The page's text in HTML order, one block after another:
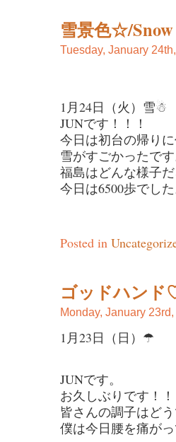
雪景色☆/
Tuesday, January
1月24日（火）雪☃
JUNです！！！
今日は初台の帰り
雪がすごかったです
福島はどんな様子
今日は6500歩でした
Posted in
ゴッドハン
Monday, January
1月23日（日）☂
JUNです。
お久しぶりです！！
皆さんの調子はど
僕は今日腰を痛が